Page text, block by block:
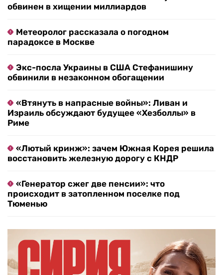
обвинен в хищении миллиардов
Метеоролог рассказала о погодном
парадоксе в Москве
Экс-посла Украины в США Стефанишину
обвинили в незаконном обогащении
«Втянуть в напрасные войны»: Ливан и
Израиль обсуждают будущее «Хезболлы» в
Риме
«Лютый кринж»: зачем Южная Корея решила
восстановить железную дорогу с КНДР
«Генератор сжег две пенсии»: что
происходит в затопленном поселке под
Тюменью